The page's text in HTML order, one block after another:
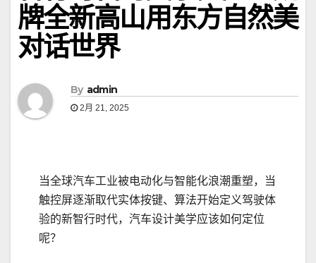
牌全新高山用东方自然美
对话世界
By admin
2月 21, 2025
当全球汽车工业被电动化与智能化浪潮重塑，当
触控屏逐渐取代实体按键、算法开始定义驾驶体
验的新智行时代，汽车设计美学应该如何定位
呢？